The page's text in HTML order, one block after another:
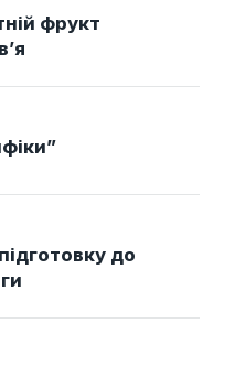
фрукт
до